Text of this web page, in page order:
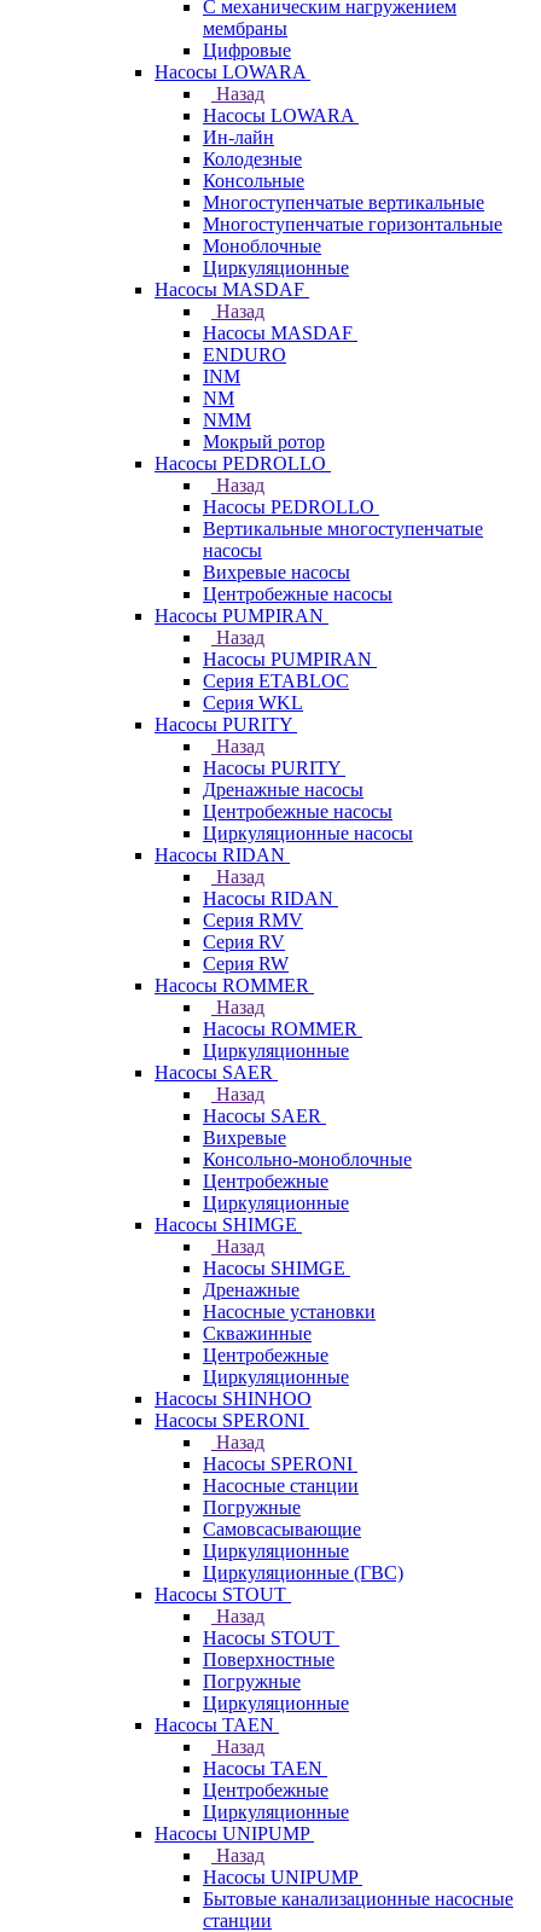
С механическим нагружением
мембраны
Цифровые
Насосы LOWARA
Назад
Насосы LOWARA
Ин-лайн
Колодезные
Консольные
Многоступенчатые вертикальные
Многоступенчатые горизонтальные
Моноблочные
Циркуляционные
Насосы MASDAF
Назад
Насосы MASDAF
ENDURO
INM
NM
NMM
Мокрый ротор
Насосы PEDROLLO
Назад
Насосы PEDROLLO
Вертикальные многоступенчатые
насосы
Вихревые насосы
Центробежные насосы
Насосы PUMPIRAN
Назад
Насосы PUMPIRAN
Серия ETABLOC
Серия WKL
Насосы PURITY
Назад
Насосы PURITY
Дренажные насосы
Центробежные насосы
Циркуляционные насосы
Насосы RIDAN
Назад
Насосы RIDAN
Серия RMV
Серия RV
Серия RW
Насосы ROMMER
Назад
Насосы ROMMER
Циркуляционные
Насосы SAER
Назад
Насосы SAER
Вихревые
Консольно-моноблочные
Центробежные
Циркуляционные
Насосы SHIMGE
Назад
Насосы SHIMGE
Дренажные
Насосные установки
Скважинные
Центробежные
Циркуляционные
Насосы SHINHOO
Насосы SPERONI
Назад
Насосы SPERONI
Насосные станции
Погружные
Самовсасывающие
Циркуляционные
Циркуляционные (ГВС)
Насосы STOUT
Назад
Насосы STOUT
Поверхностные
Погружные
Циркуляционные
Насосы TAEN
Назад
Насосы TAEN
Центробежные
Циркуляционные
Насосы UNIPUMP
Назад
Насосы UNIPUMP
Бытовые канализационные насосные
станции